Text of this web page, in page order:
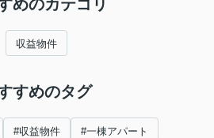
めのカテゴリ
収益物件
すめのタグ
#収益物件 #一棟アパート